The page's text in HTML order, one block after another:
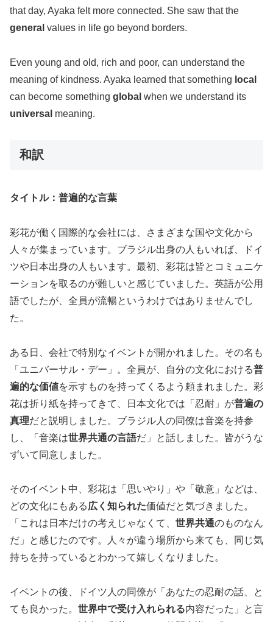
that day, Ayaka felt more connected. She saw that the
general values in life go beyond borders.
Even young and old, rich and poor, can understand the
meaning of kindness. Ayaka learned that something local
can become something global when we understand its
universal meaning.
和訳
タイトル：普遍的な言葉
彩花が働く国際的な会社には、さまざまな国や文化から
人々が集まっています。ブラジル出身の人もいれば、ドイ
ツや日本出身の人もいます。最初、彩花は皆とコミュニケ
ーションを取るのが難しいと感じていました。英語が公用
語でしたが、全員が流暢というわけではありませんでし
た。
ある日、会社で特別なイベントが開かれました。その名も
「ユニバーサル・デー」。全員が、自分の文化における普
遍的な価値を示すものを持ってくるよう頼まれました。彩
花は折り紙を持ってきて、日本文化では「忍耐」が普遍の
真理だと説明しました。ブラジル人の同僚は音楽を持参
し、「音楽は世界共通の言語だ」と話しました。皆がうな
ずいて同意しました。
そのイベント中、彩花は「思いやり」や「敬意」などは、
どの文化にもある広く知られた価値だと気づきました。
「これは日本だけの考えじゃなくて、 世界共通のものなん
だ」と感じたのです。人々が違う場所から来ても、同じ気
持ちを持っているとわかって嬉しくなりました。
イベントの後、ドイツ人の同僚が「あなたの忍耐の話、と
ても良かった。 世界中で受け入れられる内容だった」と言